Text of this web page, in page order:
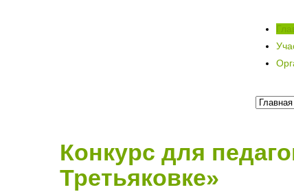
Конкурс для
Третьяковке»